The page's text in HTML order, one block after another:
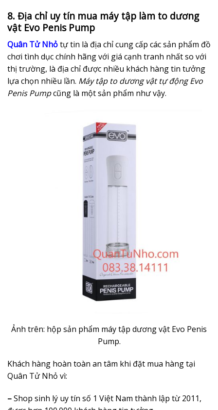
8. Địa chỉ uy tín mua máy tập làm to dương
vật Evo Penis Pump
Quân Tử Nhỏtự tin là địa chỉ cung cấp các sản phẩm đồ
chơi tình dục chính hãng với giá cạnh tranh nhất so với
thị trường, là địa chỉ được nhiều khách hàng tin tưởng
lựa chọn nhiều lần. Máy tập to dương vật tự động Evo
Penis Pumpcũng là một sản phẩm như vậy.
Ảnh trên: hộp sản phẩm máy tập dương vật Evo Penis
Pump.
Khách hàng hoàn toàn an tâm khi đặt mua hàng tại
Quân Tử Nhỏ vì:
–Shop sinh lý uy tín số 1 Việt Nam thành lập từ 2011,